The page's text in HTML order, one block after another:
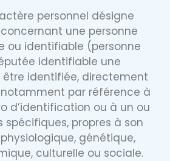
personnel désigne
une personne
ou identifiable (personne
identifiable une
être identifiée, directement
par référence à
d’identification ou à un ou
spécifiques, propres à son
génétique,
culturelle ou sociale.